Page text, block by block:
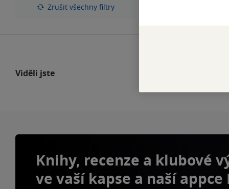
Zrušit všechny filtry
Viděli jste
Knihy, recenze a klubové
ve vaší kapse a naší appce